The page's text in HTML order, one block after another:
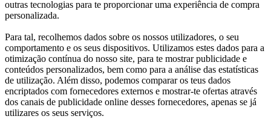
outras tecnologias para te proporcionar uma experiência de compra
personalizada.
Para tal, recolhemos dados sobre os nossos utilizadores, o seu
comportamento e os seus dispositivos. Utilizamos estes dados para a
otimização contínua do nosso site, para te mostrar publicidade e
conteúdos personalizados, bem como para a análise das estatísticas
de utilização. Além disso, podemos comparar os teus dados
encriptados com fornecedores externos e mostrar-te ofertas através
dos canais de publicidade online desses fornecedores, apenas se já
utilizares os seus serviços.